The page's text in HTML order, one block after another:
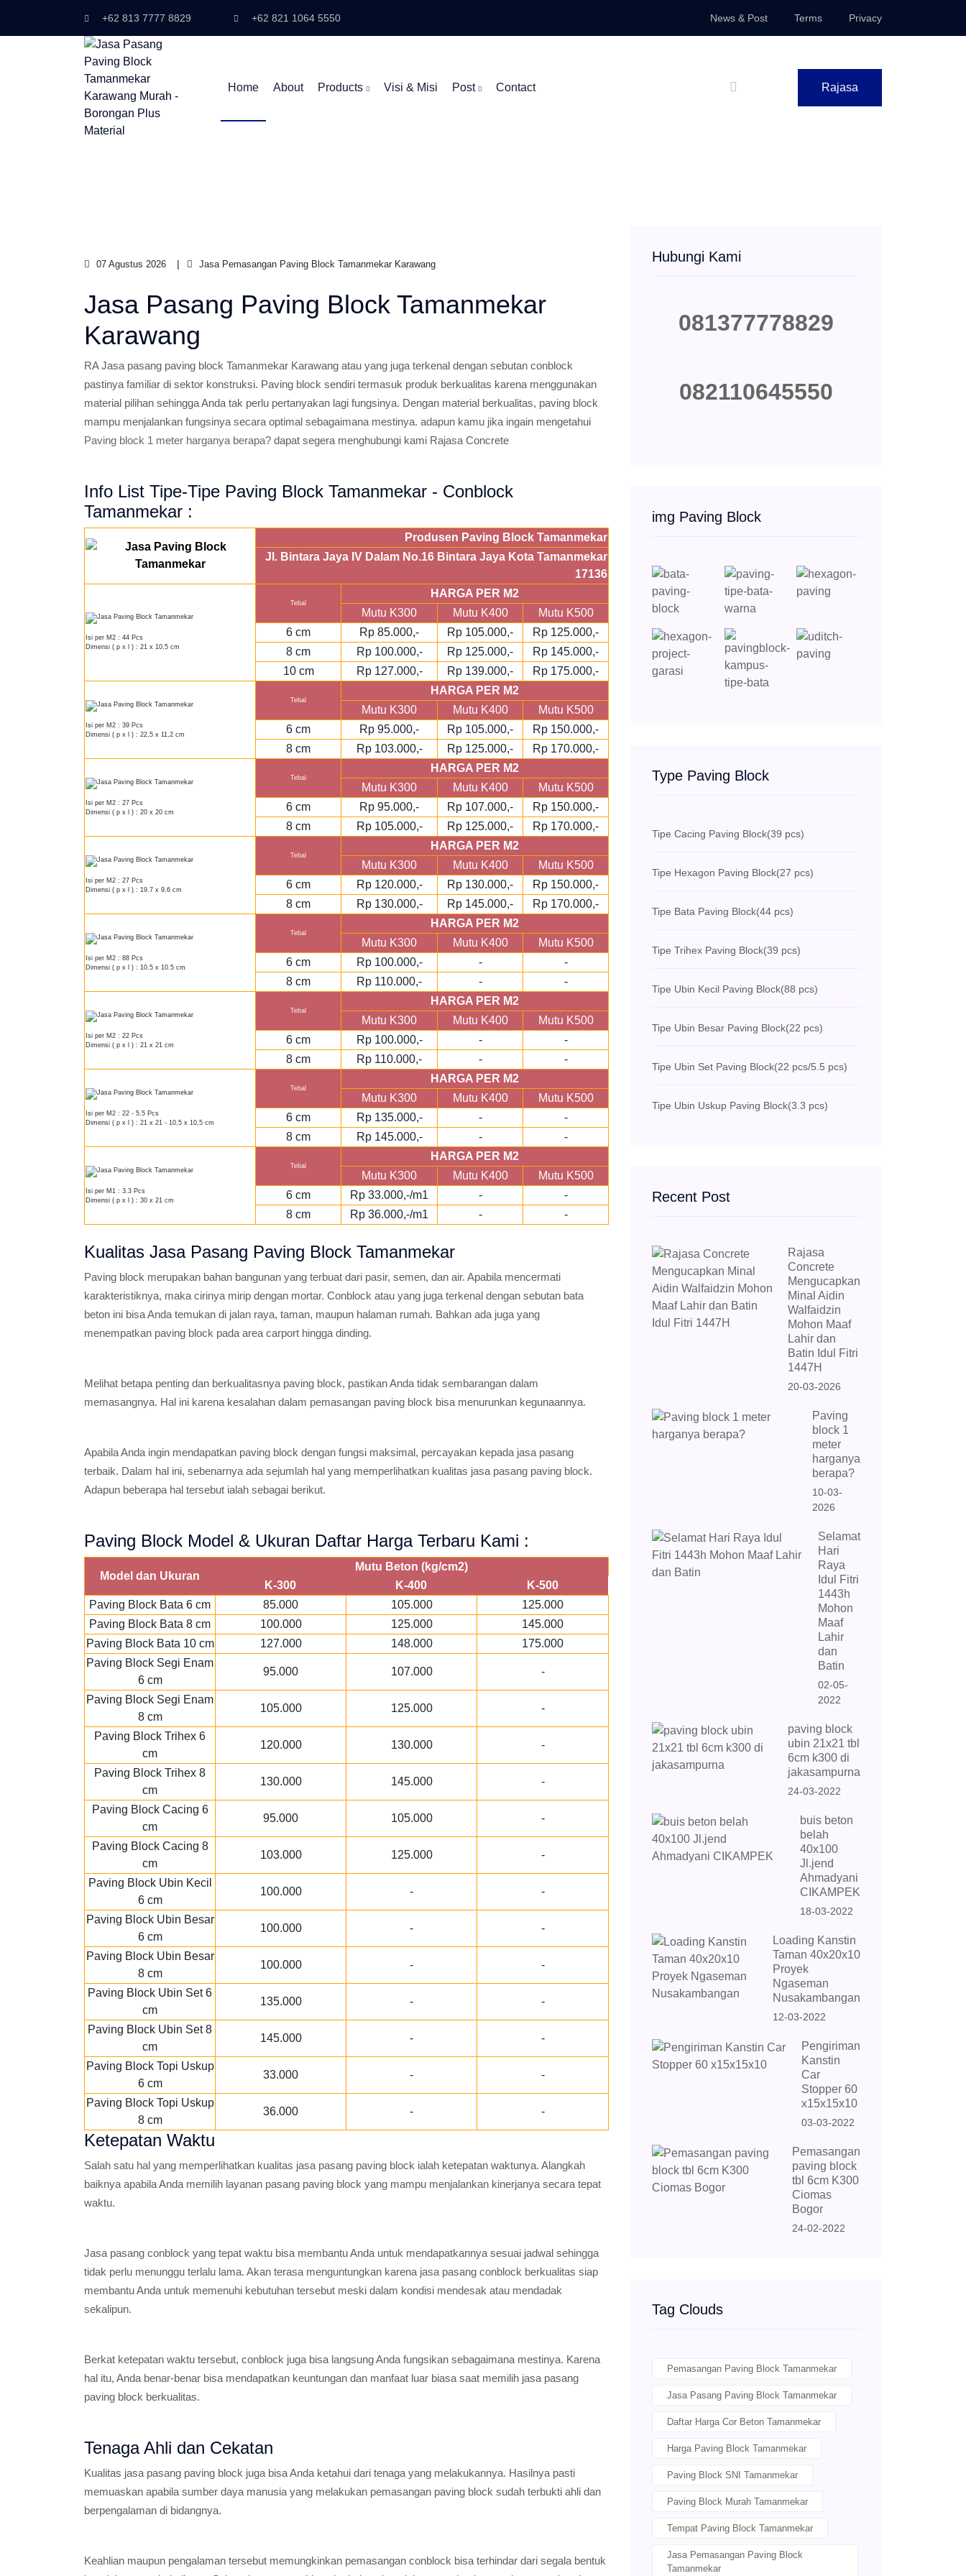
+62 813 7777 8829 +62 821 1064 5550 News & Post Terms Privacy
Home About Products Visi & Misi Post Contact Rajasa
07 Agustus 2026 Jasa Pemasangan Paving Block Tamanmekar Karawang
Jasa Pasang Paving Block Tamanmekar
Karawang
RA Jasa pasang paving block Tamanmekar Karawang atau yang juga terkenal dengan sebutan conblock
pastinya familiar di sektor konstruksi. Paving block sendiri termasuk produk berkualitas karena menggunakan
material pilihan sehingga Anda tak perlu pertanyakan lagi fungsinya. Dengan material berkualitas, paving block
mampu menjalankan fungsinya secara optimal sebagaimana mestinya. adapun kamu jika ingain mengetahui
Paving block 1 meter harganya berapa? dapat segera menghubungi kami Rajasa Concrete
Info List Tipe-Tipe Paving Block Tamanmekar - Conblock
Tamanmekar :
Produsen Paving Block Tamanmekar
Jl. Bintara Jaya IV Dalam No.16 Bintara Jaya Kota Tamanmekar
17136
Isi per M2 : 44 Pcs
Dimensi ( p x l ) : 21 x 10,5 cm
Tebal
HARGA PER M2
Mutu K300
Mutu K400
Mutu K500
6 cm
Rp 85.000,- Rp 105.000,-
Rp 125.000,-
8 cm
Rp 100.000,- Rp 125.000,-
Rp 145.000,-
10 cm
Rp 127.000,- Rp 139.000,- Rp 175.000,-
Isi per M2 : 39 Pcs
Dimensi ( p x l ) : 22,5 x 11,2 cm
Tebal
HARGA PER M2
Mutu K300
Mutu K400
Mutu K500
6 cm
Rp 95.000,- Rp 105.000,-
Rp 150.000,-
8 cm
Rp 103.000,- Rp 125.000,- Rp 170.000,-
Isi per M2 : 27 Pcs
Dimensi ( p x l ) : 20 x 20 cm
Tebal
HARGA PER M2
Mutu K300
Mutu K400
Mutu K500
6 cm
Rp 95.000,- Rp 107.000,-
Rp 150.000,-
8 cm
Rp 105.000,- Rp 125.000,- Rp 170.000,-
Isi per M2 : 27 Pcs
Dimensi ( p x l ) : 19.7 x 9.6 cm
Tebal
HARGA PER M2
Mutu K300
Mutu K400
Mutu K500
6 cm
Rp 120.000,- Rp 130.000,-
Rp 150.000,-
8 cm
Rp 130.000,- Rp 145.000,- Rp 170.000,-
Isi per M2 : 88 Pcs
Dimensi ( p x l ) : 10.5 x 10.5 cm
Tebal
HARGA PER M2
Mutu K300
Mutu K400
Mutu K500
6 cm
Rp 100.000,- -
-
8 cm
Rp 110.000,- - -
Isi per M2 : 22 Pcs
Dimensi ( p x l ) : 21 x 21 cm
Tebal
HARGA PER M2
Mutu K300
Mutu K400
Mutu K500
6 cm
Rp 100.000,- -
-
8 cm
Rp 110.000,- - -
Isi per M2 : 22 - 5.5 Pcs
Dimensi ( p x l ) : 21 x 21 - 10,5 x 10,5 cm
Tebal
HARGA PER M2
Mutu K300
Mutu K400
Mutu K500
6 cm
Rp 135.000,- -
-
8 cm
Rp 145.000,- - -
Isi per M1 : 3.3 Pcs
Dimensi ( p x l ) : 30 x 21 cm
Tebal
HARGA PER M2
Mutu K300
Mutu K400
Mutu K500
6 cm
Rp 33.000,-/m1 -
-
8 cm
Rp 36.000,-/m1 - -
Kualitas Jasa Pasang Paving Block Tamanmekar
Paving block merupakan bahan bangunan yang terbuat dari pasir, semen, dan air. Apabila mencermati
karakteristiknya, maka cirinya mirip dengan mortar. Conblock atau yang juga terkenal dengan sebutan bata
beton ini bisa Anda temukan di jalan raya, taman, maupun halaman rumah. Bahkan ada juga yang
menempatkan paving block pada area carport hingga dinding.
Melihat betapa penting dan berkualitasnya paving block, pastikan Anda tidak sembarangan dalam
memasangnya. Hal ini karena kesalahan dalam pemasangan paving block bisa menurunkan kegunaannya.
Apabila Anda ingin mendapatkan paving block dengan fungsi maksimal, percayakan kepada jasa pasang
terbaik. Dalam hal ini, sebenarnya ada sejumlah hal yang memperlihatkan kualitas jasa pasang paving block.
Adapun beberapa hal tersebut ialah sebagai berikut.
Paving Block Model & Ukuran Daftar Harga Terbaru Kami :
Model dan Ukuran
Mutu Beton (kg/cm2)
K-300
K-400
K-500
Paving Block Bata 6 cm
85.000 105.000
125.000
Paving Block Bata 8 cm
100.000 125.000
145.000
Paving Block Bata 10 cm
127.000 148.000
175.000
Paving Block Segi Enam
6 cm
95.000 107.000 -
Paving Block Segi Enam
8 cm
105.000 125.000 -
Paving Block Trihex 6
cm
120.000 130.000 -
Paving Block Trihex 8
cm
130.000 145.000 -
Paving Block Cacing 6
cm
95.000 105.000 -
Paving Block Cacing 8
cm
103.000 125.000 -
Paving Block Ubin Kecil
6 cm
100.000 - -
Paving Block Ubin Besar
6 cm
100.000 - -
Paving Block Ubin Besar
8 cm
100.000 - -
Paving Block Ubin Set 6
cm
135.000 - -
Paving Block Ubin Set 8
cm
145.000 - -
Paving Block Topi Uskup
6 cm
33.000 - -
Paving Block Topi Uskup
8 cm
36.000 - -
Ketepatan Waktu
Salah satu hal yang memperlihatkan kualitas jasa pasang paving block ialah ketepatan waktunya. Alangkah
baiknya apabila Anda memilih layanan pasang paving block yang mampu menjalankan kinerjanya secara tepat
waktu.
Jasa pasang conblock yang tepat waktu bisa membantu Anda untuk mendapatkannya sesuai jadwal sehingga
tidak perlu menunggu terlalu lama. Akan terasa menguntungkan karena jasa pasang conblock berkualitas siap
membantu Anda untuk memenuhi kebutuhan tersebut meski dalam kondisi mendesak atau mendadak
sekalipun.
Berkat ketepatan waktu tersebut, conblock juga bisa langsung Anda fungsikan sebagaimana mestinya. Karena
hal itu, Anda benar-benar bisa mendapatkan keuntungan dan manfaat luar biasa saat memilih jasa pasang
paving block berkualitas.
Tenaga Ahli dan Cekatan
Kualitas jasa pasang paving block juga bisa Anda ketahui dari tenaga yang melakukannya. Hasilnya pasti
memuaskan apabila sumber daya manusia yang melakukan pemasangan paving block sudah terbukti ahli dan
berpengalaman di bidangnya.
Keahlian maupun pengalaman tersebut memungkinkan pemasangan conblock bisa terhindar dari segala bentuk
Hubungi Kami
081377778829
082110645550
img Paving Block
Type Paving Block
Tipe Cacing Paving Block(39 pcs)
Tipe Hexagon Paving Block(27 pcs)
Tipe Bata Paving Block(44 pcs)
Tipe Trihex Paving Block(39 pcs)
Tipe Ubin Kecil Paving Block(88 pcs)
Tipe Ubin Besar Paving Block(22 pcs)
Tipe Ubin Set Paving Block(22 pcs/5.5 pcs)
Tipe Ubin Uskup Paving Block(3.3 pcs)
Recent Post
Rajasa
Concrete
Mengucapkan
Minal Aidin
Walfaidzin
Mohon Maaf
Lahir dan
Batin Idul Fitri
1447H
20-03-2026
Paving
block 1
meter
harganya
berapa?
10-03-
2026
Selamat
Hari
Raya
Idul Fitri
1443h
Mohon
Maaf
Lahir
dan
Batin
02-05-
2022
paving block
ubin 21x21 tbl
6cm k300 di
jakasampurna
24-03-2022
buis beton
belah
40x100
Jl.jend
Ahmadyani
CIKAMPEK
18-03-2022
Loading Kanstin
Taman 40x20x10
Proyek
Ngaseman
Nusakambangan
12-03-2022
Pengiriman
Kanstin
Car
Stopper 60
x15x15x10
03-03-2022
Pemasangan
paving block
tbl 6cm K300
Ciomas
Bogor
24-02-2022
Tag Clouds
Pemasangan Paving Block Tamanmekar
Jasa Pasang Paving Block Tamanmekar
Daftar Harga Cor Beton Tamanmekar
Harga Paving Block Tamanmekar
Paving Block SNI Tamanmekar
Paving Block Murah Tamanmekar
Tempat Paving Block Tamanmekar
Jasa Pemasangan Paving Block
Tamanmekar